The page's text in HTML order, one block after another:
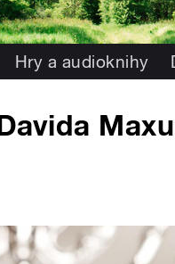
Hry a audioknihy